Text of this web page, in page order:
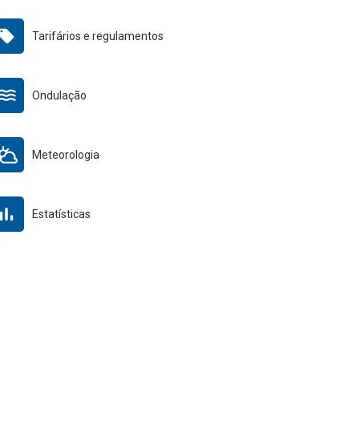
Tarifários e regulamentos
Ondulação
Meteorologia
Estatísticas